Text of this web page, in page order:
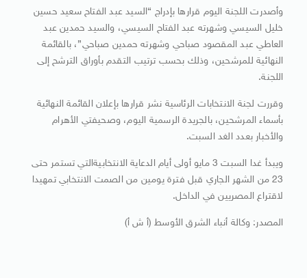
وأصدرت اللجنة اليوم قرارها بإدراج “السيد عبد الفتاح سعيد حسين
خليل السيسي وشهرته عبد الفتاح السيسي، والسيد حمدين عبد
العاطي عبد المقصود صباحي وشهرته حمدين صباحي”، بالقائمة
النهائية للمرشحين، وذلك بحسب ترتيب التقدم بأوراق الترشح إلى
اللجنة.
وقررت لجنة الانتخابات الرئاسية نشر قرارها بإعلان القائمة النهائية
بأسماء المرشحين، بالجريدة الرسمية اليوم، وصحيفتي الأهرام
والأخبار بعدد الغد السبت.
ويبدأ غدا السبت 3 مايو أولى أيام الدعاية الانتخابيةالتي تستمر حتى
23 من الشهر الجاري قبل فترة يومين من الصمت الانتخابي تمهيدا
لاقتراع المصريين في الداخل.
المصدر: وكالة أنباء الشرق الأوسط (أ ش أ)